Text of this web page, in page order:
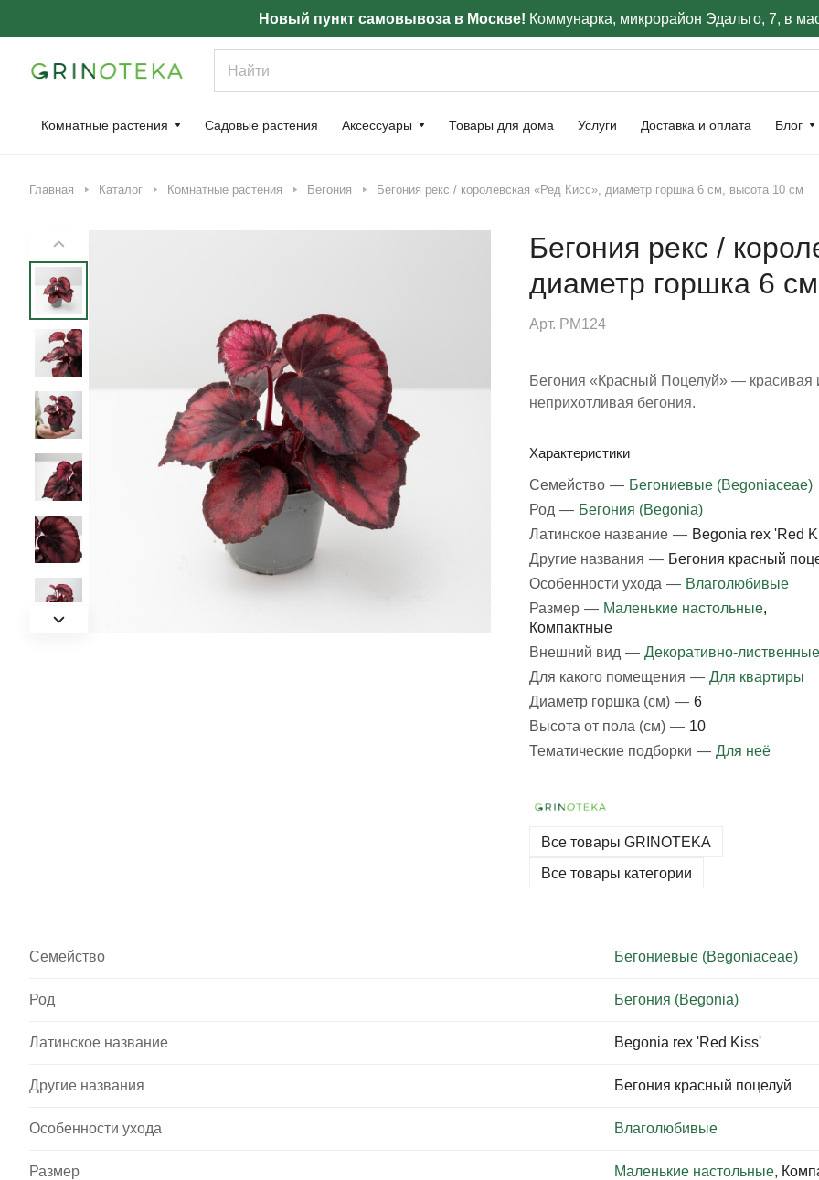
Новый пункт самовывоза в Москве! Коммунарка, микрорайон Эдальго, 7, в
Комнатные растения Садовые растения Аксессуары Товары для дома Услуги Доставка и оплата Блог
Главная Каталог Комнатные растения Бегония Бегония рекс / королевская «Ред Кисс», диаметр горшка 6 см, высота 10 см
Бегония рекс /
диаметр горшка 6
Арт. РМ124
Бегония «Красный Поцелуй» — красивая
неприхотливая бегония.
Характеристики
Семейство — Бегониевые (Begoniaceae)
Род — Бегония (Begonia)
Латинское название — Begonia rex 'Red
Другие названия — Бегония красный
Особенности ухода — Влаголюбивые
Размер — Маленькие настольные,
Компактные
Внешний вид — Декоративно-лиственные
Для какого помещения — Для квартиры
Диаметр горшка (см) — 6
Высота от пола (см) — 10
Тематические подборки — Для неё
Все товары GRINOTEKA
Все товары категории
Семейство Бегониевые (Begoniaceae)
Род Бегония (Begonia)
Латинское название Begonia rex 'Red Kiss'
Другие названия Бегония красный поцелуй
Особенности ухода Влаголюбивые
Размер Маленькие настольные,